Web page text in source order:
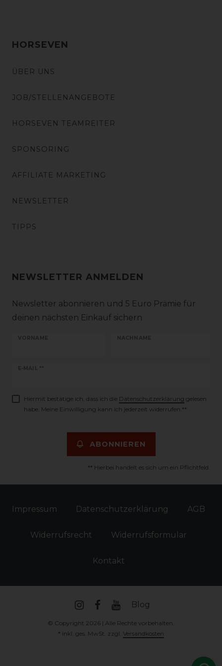
HORSEVEN
ÜBER UNS
JOB/STELLENANGEBOTE
HORSEVEN TEAMREITER
SPONSORING
AFFILIATE MARKETING
NEWSLETTER
TIPPS
NEWSLETTER ANMELDEN
Newsletter abonnieren und 5 Euro Prämie für
deinen nächsten Einkauf sichern
VORNAME NACHNAME
E-MAIL **
Newsletter
Hiermit bestätige ich, dass ich die Daten­schutz­erklärung gelesen
habe. Meine Einwilligung kann ich jederzeit widerrufen.**
ABONNIEREN
** Hierbei handelt es sich um ein Pflichtfeld.
Impressum Daten­schutz­erklärung AGB
Widerrufs­recht Widerrufs­formular
Kontakt
Blog
© Copyright 2026 | Alle Rechte vorbehalten.
* inkl. ges. MwSt. zzgl. Versandkosten